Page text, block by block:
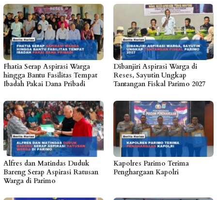
Fhatia Serap Aspirasi Warga
hingga Bantu Fasilitas Tempat
Ibadah Pakai Dana Pribadi
Dibanjiri Aspirasi Warga di
Reses, Sayutin Ungkap
Tantangan Fiskal Parimo 2027
Alfres dan Matindas Duduk
Bareng Serap Aspirasi Ratusan
Warga di Parimo
Kapolres Parimo Terima
Penghargaan Kapolri